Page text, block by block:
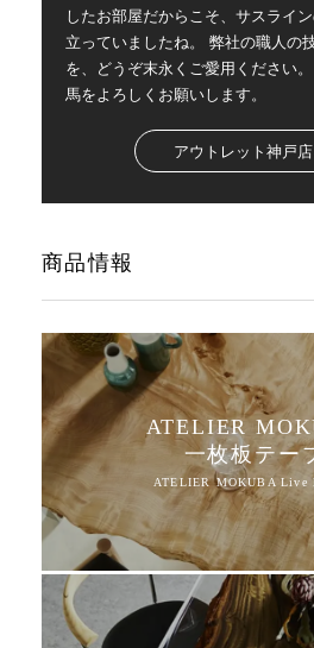
したお部屋だからこそ、サスライ
立っていましたね。 弊社の職人の
を、どうぞ末永くご愛用ください
馬をよろしくお願いします。
アウトレット神戸
商品情報
ATELIER
一枚板テー